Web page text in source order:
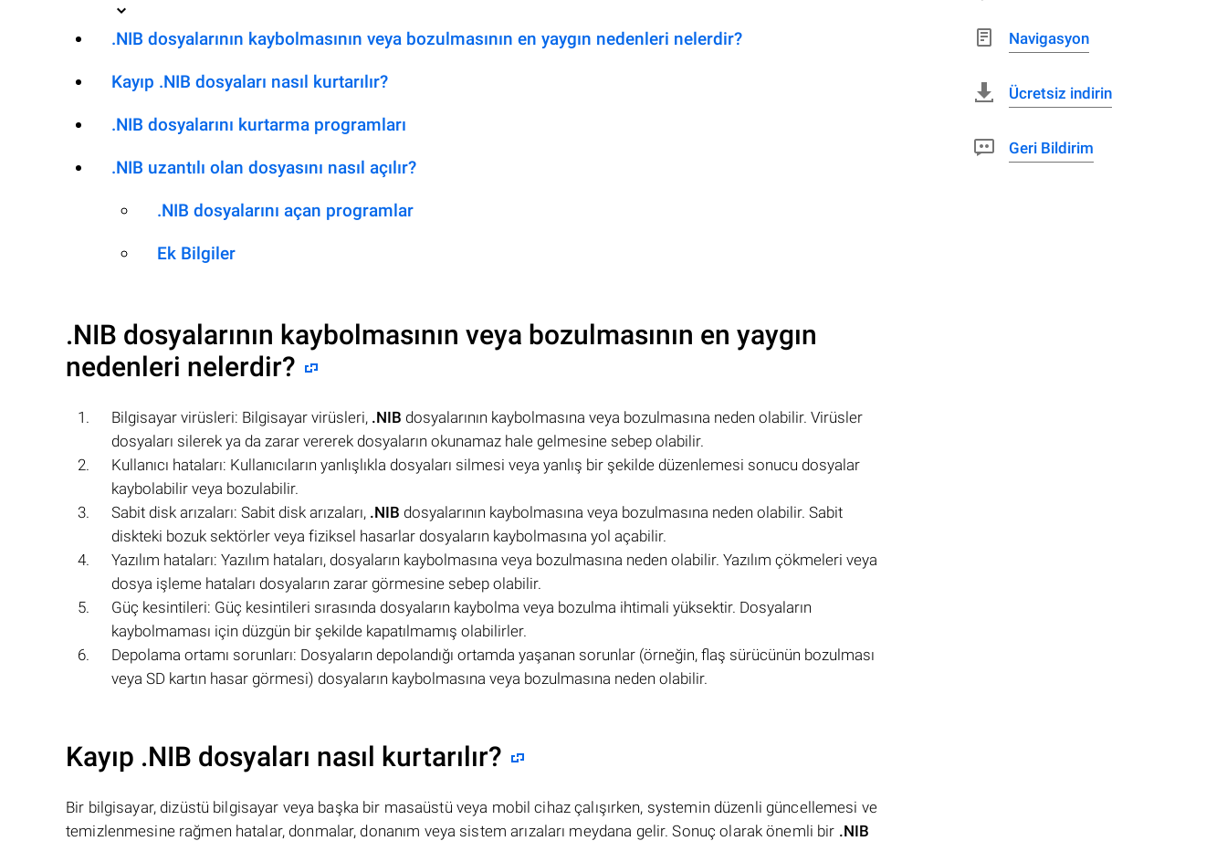
.NIB dosyalarının kaybolmasının veya bozulmasının en yaygın nedenleri nelerdir?
Kayıp .NIB dosyaları nasıl kurtarılır?
.NIB dosyalarını kurtarma programları
.NIB uzantılı olan dosyasını nasıl açılır?
.NIB dosyalarını açan programlar
Ek Bilgiler
.NIB dosyalarının kaybolmasının veya bozulmasının en yaygın
nedenleri nelerdir?
Bilgisayar virüsleri: Bilgisayar virüsleri, .NIB dosyalarının kaybolmasına veya bozulmasına neden olabilir. Virüsler
dosyaları silerek ya da zarar vererek dosyaların okunamaz hale gelmesine sebep olabilir.
Kullanıcı hataları: Kullanıcıların yanlışlıkla dosyaları silmesi veya yanlış bir şekilde düzenlemesi sonucu dosyalar
kaybolabilir veya bozulabilir.
Sabit disk arızaları: Sabit disk arızaları, .NIB dosyalarının kaybolmasına veya bozulmasına neden olabilir. Sabit
diskteki bozuk sektörler veya fiziksel hasarlar dosyaların kaybolmasına yol açabilir.
Yazılım hataları: Yazılım hataları, dosyaların kaybolmasına veya bozulmasına neden olabilir. Yazılım çökmeleri veya
dosya işleme hataları dosyaların zarar görmesine sebep olabilir.
Güç kesintileri: Güç kesintileri sırasında dosyaların kaybolma veya bozulma ihtimali yüksektir. Dosyaların
kaybolmaması için düzgün bir şekilde kapatılmamış olabilirler.
Depolama ortamı sorunları: Dosyaların depolandığı ortamda yaşanan sorunlar (örneğin, flaş sürücünün bozulması
veya SD kartın hasar görmesi) dosyaların kaybolmasına veya bozulmasına neden olabilir.
Kayıp .NIB dosyaları nasıl kurtarılır?
Bir bilgisayar, dizüstü bilgisayar veya başka bir masaüstü veya mobil cihaz çalışırken, systemin düzenli güncellemesi ve
temizlenmesine rağmen hatalar, donmalar, donanım veya sistem arızaları meydana gelir. Sonuç olarak önemli bir .NIB
Navigasyon
Ücretsiz indirin
Geri Bildirim